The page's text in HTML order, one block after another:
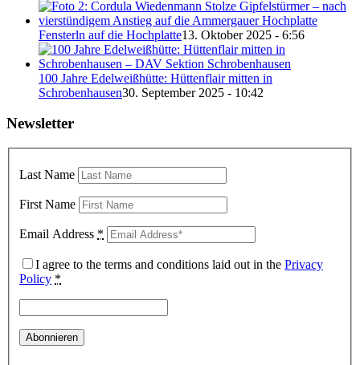
Fensterln auf die Hochplatte13. Oktober 2025 - 6:56
100 Jahre Edelweißhütte: Hüttenflair mitten in
Schrobenhausen30. September 2025 - 10:42
Newsletter
Last Name
First Name
Email Address *
I agree to the terms and conditions laid out in the Privacy
Policy *